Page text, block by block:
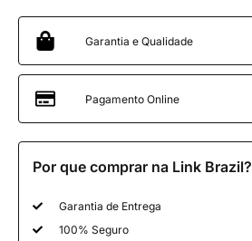
Garantia e Qualidade
Pagamento Online
Por que comprar na Link Brazil?
Garantia de Entrega
100% Seguro